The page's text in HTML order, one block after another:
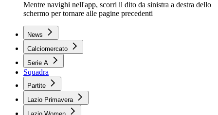
Mentre navighi nell'app, scorri il dito da sinistra a destra dello
schermo per tornare alle pagine precedenti
News
Calciomercato
Serie A
Squadra
Partite
Lazio Primavera